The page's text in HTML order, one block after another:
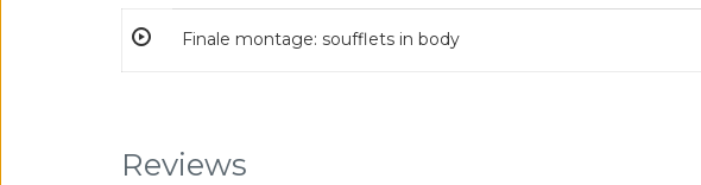
Finale montage: soufflets in body
Reviews